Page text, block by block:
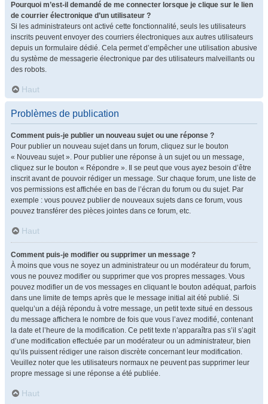
Pourquoi m’est-il demandé de me connecter lorsque je clique sur le lien
de courrier électronique d’un utilisateur ?
Si les administrateurs ont activé cette fonctionnalité, seuls les utilisateurs
inscrits peuvent envoyer des courriers électroniques aux autres utilisateurs
depuis un formulaire dédié. Cela permet d’empêcher une utilisation abusive
du système de messagerie électronique par des utilisateurs malveillants ou
des robots.
Haut
Problèmes de publication
Comment puis-je publier un nouveau sujet ou une réponse ?
Pour publier un nouveau sujet dans un forum, cliquez sur le bouton
« Nouveau sujet ». Pour publier une réponse à un sujet ou un message,
cliquez sur le bouton « Répondre ». Il se peut que vous ayez besoin d’être
inscrit avant de pouvoir rédiger un message. Sur chaque forum, une liste de
vos permissions est affichée en bas de l’écran du forum ou du sujet. Par
exemple : vous pouvez publier de nouveaux sujets dans ce forum, vous
pouvez transférer des pièces jointes dans ce forum, etc.
Haut
Comment puis-je modifier ou supprimer un message ?
À moins que vous ne soyez un administrateur ou un modérateur du forum,
vous ne pouvez modifier ou supprimer que vos propres messages. Vous
pouvez modifier un de vos messages en cliquant le bouton adéquat, parfois
dans une limite de temps après que le message initial ait été publié. Si
quelqu’un a déjà répondu à votre message, un petit texte situé en dessous
du message affichera le nombre de fois que vous l’avez modifié, contenant
la date et l’heure de la modification. Ce petit texte n’apparaîtra pas s’il s’agit
d’une modification effectuée par un modérateur ou un administrateur, bien
qu’ils puissent rédiger une raison discrète concernant leur modification.
Veuillez noter que les utilisateurs normaux ne peuvent pas supprimer leur
propre message si une réponse a été publiée.
Haut